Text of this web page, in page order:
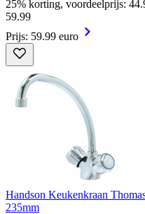
25% korting, voordeelprijs:
59.99
Prijs: 59.99 euro
Handson Keukenkraan
235mm